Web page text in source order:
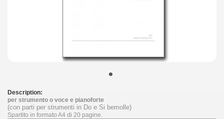
•
Description:
per strumento o voce e pianoforte
(con parti per strumenti in Do e Si bemolle)
Spartito in formato A4 di 20 pagine.